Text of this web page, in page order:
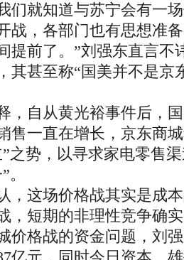
们就知道与苏宁会有一
战，各部门也有思想准
提前了。”刘强东直言不
其甚至称“国美并不是京
自从黄光裕事件后，国
售一直在增长，京东商
之势，以寻求家电零售
这场价格战其实是成本
，短期的非理性竞争确
价格战的资金问题，刘